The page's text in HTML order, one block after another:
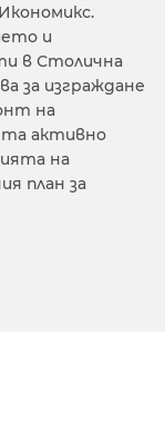
и
в Столична
за изграждане
на
активно
на
план за